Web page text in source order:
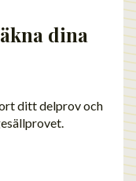
dina
ditt delprov och